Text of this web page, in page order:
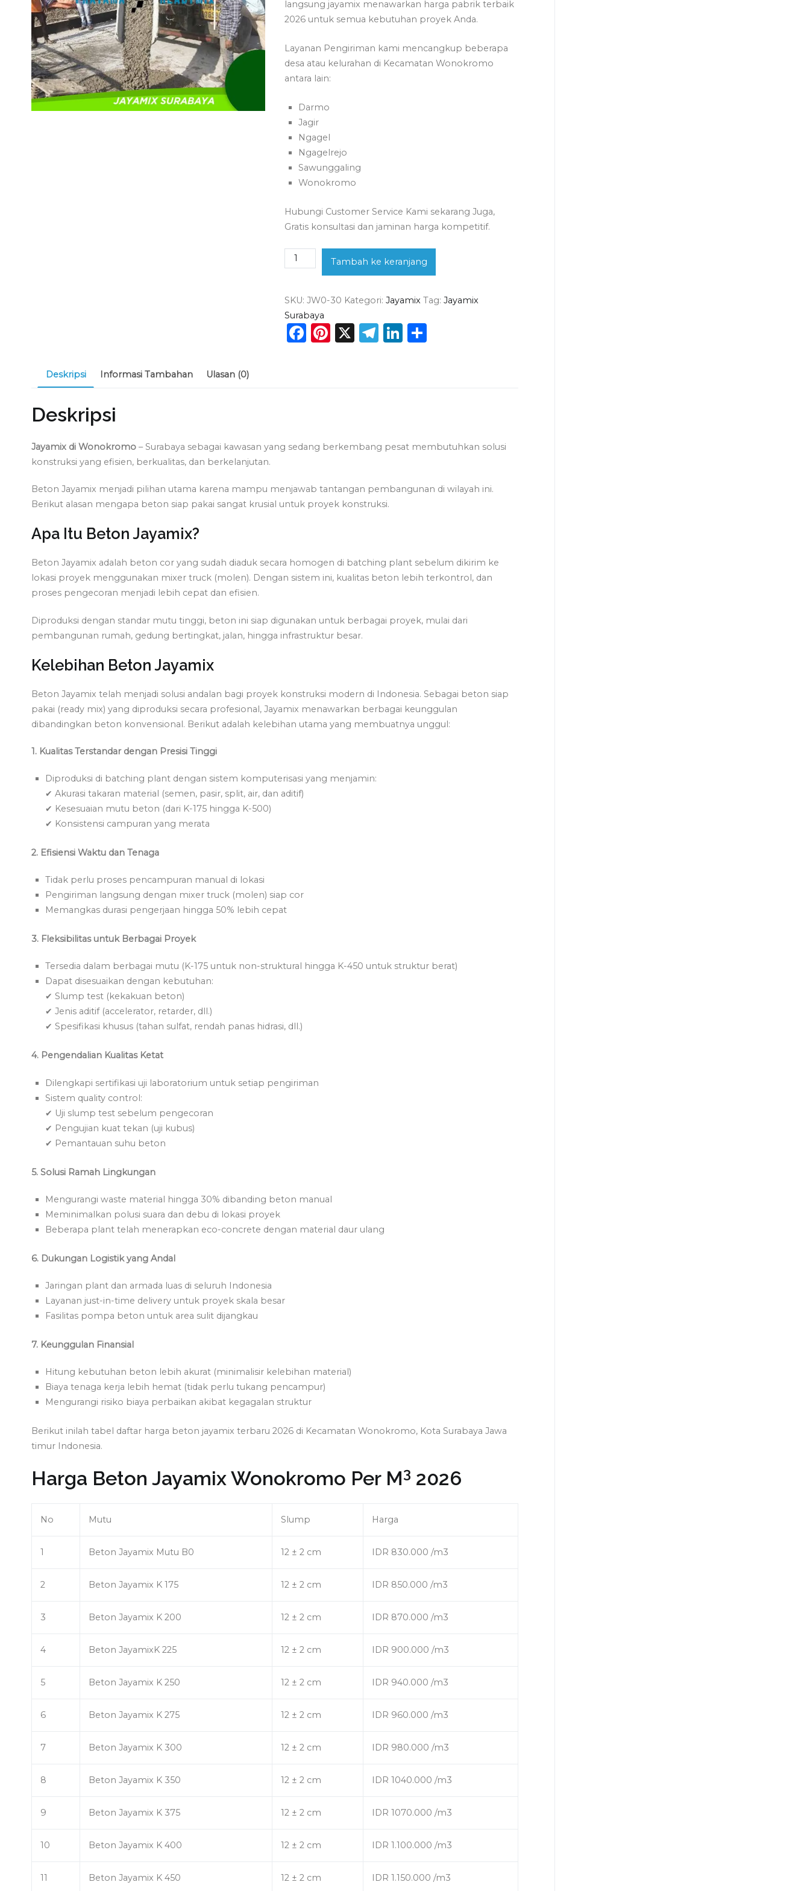
langsung jayamix menawarkan harga pabrik terbaik
2026 untuk semua kebutuhan proyek Anda.
Layanan Pengiriman kami mencangkup beberapa
desa atau kelurahan di Kecamatan Wonokromo
antara lain:
Darmo
Jagir
Ngagel
Ngagelrejo
Sawunggaling
Wonokromo
Hubungi Customer Service Kami sekarang Juga,
Gratis konsultasi dan jaminan harga kompetitif.
Kuantitas
Jayamix
Wonokromo
Surabaya
Tambah ke keranjang
SKU:JW0-30 Kategori:Jayamix Tag:Jayamix
Surabaya
Facebook
Pinterest
X Telegram
LinkedIn
Deskripsi Informasi Tambahan Ulasan (0)
Deskripsi
Jayamix di Wonokromo – Surabaya sebagai kawasan yang sedang berkembang pesat membutuhkan solusi
konstruksi yang efisien, berkualitas, dan berkelanjutan.
Beton Jayamix menjadi pilihan utama karena mampu menjawab tantangan pembangunan di wilayah ini.
Berikut alasan mengapa beton siap pakai sangat krusial untuk proyek konstruksi.
Apa Itu Beton Jayamix?
Beton Jayamix adalah beton cor yang sudah diaduk secara homogen di batching plant sebelum dikirim ke
lokasi proyek menggunakan mixer truck (molen). Dengan sistem ini, kualitas beton lebih terkontrol, dan
proses pengecoran menjadi lebih cepat dan efisien.
Diproduksi dengan standar mutu tinggi, beton ini siap digunakan untuk berbagai proyek, mulai dari
pembangunan rumah, gedung bertingkat, jalan, hingga infrastruktur besar.
Kelebihan Beton Jayamix
Beton Jayamix telah menjadi solusi andalan bagi proyek konstruksi modern di Indonesia. Sebagai beton siap
pakai (ready mix) yang diproduksi secara profesional, Jayamix menawarkan berbagai keunggulan
dibandingkan beton konvensional. Berikut adalah kelebihan utama yang membuatnya unggul:
1. Kualitas Terstandar dengan Presisi Tinggi
Diproduksi di batching plant dengan sistem komputerisasi yang menjamin:
✔ Akurasi takaran material (semen, pasir, split, air, dan aditif)
✔ Kesesuaian mutu beton (dari K-175 hingga K-500)
✔ Konsistensi campuran yang merata
2. Efisiensi Waktu dan Tenaga
Tidak perlu proses pencampuran manual di lokasi
Pengiriman langsung dengan mixer truck (molen) siap cor
Memangkas durasi pengerjaan hingga 50% lebih cepat
3. Fleksibilitas untuk Berbagai Proyek
Tersedia dalam berbagai mutu (K-175 untuk non-struktural hingga K-450 untuk struktur berat)
Dapat disesuaikan dengan kebutuhan:
✔ Slump test (kekakuan beton)
✔ Jenis aditif (accelerator, retarder, dll.)
✔ Spesifikasi khusus (tahan sulfat, rendah panas hidrasi, dll.)
4. Pengendalian Kualitas Ketat
Dilengkapi sertifikasi uji laboratorium untuk setiap pengiriman
Sistem quality control:
✔ Uji slump test sebelum pengecoran
✔ Pengujian kuat tekan (uji kubus)
✔ Pemantauan suhu beton
5. Solusi Ramah Lingkungan
Mengurangi waste material hingga 30% dibanding beton manual
Meminimalkan polusi suara dan debu di lokasi proyek
Beberapa plant telah menerapkan eco-concrete dengan material daur ulang
6. Dukungan Logistik yang Andal
Jaringan plant dan armada luas di seluruh Indonesia
Layanan just-in-time delivery untuk proyek skala besar
Fasilitas pompa beton untuk area sulit dijangkau
7. Keunggulan Finansial
Hitung kebutuhan beton lebih akurat (minimalisir kelebihan material)
Biaya tenaga kerja lebih hemat (tidak perlu tukang pencampur)
Mengurangi risiko biaya perbaikan akibat kegagalan struktur
Berikut inilah tabel daftar harga beton jayamix terbaru 2026 di Kecamatan Wonokromo, Kota Surabaya Jawa
timur Indonesia.
Harga Beton Jayamix Wonokromo Per M3 2026
No Mutu Slump Harga
1 Beton Jayamix Mutu B0 12 ± 2 cm IDR 830.000 /m3
2 Beton Jayamix K 175 12 ± 2 cm IDR 850.000 /m3
3 Beton Jayamix K 200 12 ± 2 cm IDR 870.000 /m3
4 Beton JayamixK 225 12 ± 2 cm IDR 900.000 /m3
5 Beton Jayamix K 250 12 ± 2 cm IDR 940.000 /m3
6 Beton Jayamix K 275 12 ± 2 cm IDR 960.000 /m3
7 Beton Jayamix K 300 12 ± 2 cm IDR 980.000 /m3
8 Beton Jayamix K 350 12 ± 2 cm IDR 1040.000 /m3
9 Beton Jayamix K 375 12 ± 2 cm IDR 1070.000 /m3
10 Beton Jayamix K 400 12 ± 2 cm IDR 1.100.000 /m3
11 Beton Jayamix K 450 12 ± 2 cm IDR 1.150.000 /m3